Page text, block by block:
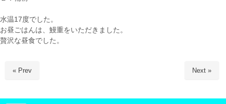
水温17度でした。
お昼ごはんは、鰻重をいただきました。
贅沢な昼食でした。
« Prev Next »